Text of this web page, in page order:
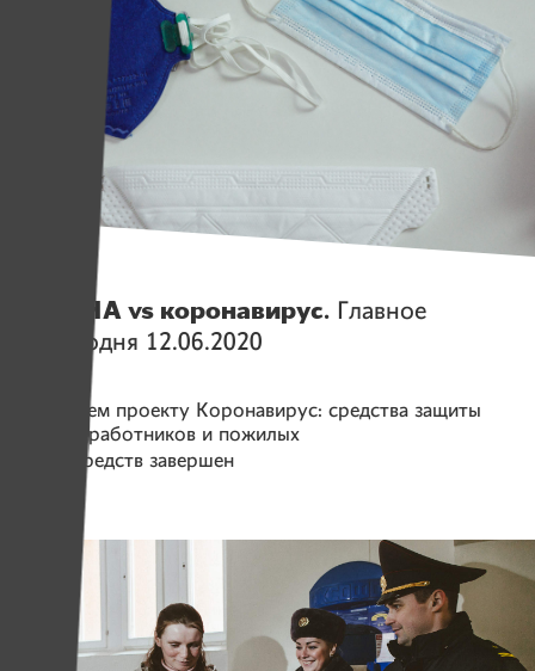
ИМЕНА vs коронавирус. Главное
на сегодня 12.06.2020
Помогаем проекту Коронавирус: средства защиты
для соцработников и пожилых
Сбор средств завершен